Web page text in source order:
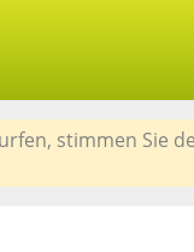
stimmen Sie